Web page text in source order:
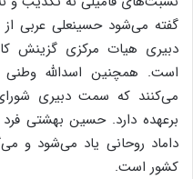
گفته می‌شود حسینعلی عربی
دبیری هیات مرکزی گزینش
است. همچنین اسدالله وطنی
می‌کنند که سمت دبیری
بر‌عهده دارد. حسین بهشتی
داماد روحانی یاد می‌شود و
کشور است.